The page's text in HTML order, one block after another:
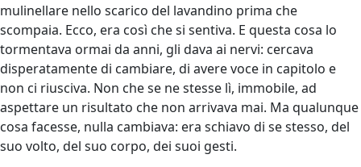
mulinellare nello scarico del lavandino prima che
scompaia. Ecco, era così che si sentiva. E questa cosa lo
tormentava ormai da anni, gli dava ai nervi: cercava
disperatamente di cambiare, di avere voce in capitolo e
non ci riusciva. Non che se ne stesse lì, immobile, ad
aspettare un risultato che non arrivava mai. Ma qualunque
cosa facesse, nulla cambiava: era schiavo di se stesso, del
suo volto, del suo corpo, dei suoi gesti.